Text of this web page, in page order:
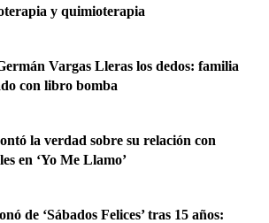
y quimioterapia
Vargas Lleras los dedos: familia
con libro bomba
la verdad sobre su relación con
en ‘Yo Me Llamo’
de ‘Sábados Felices’ tras 15 años: